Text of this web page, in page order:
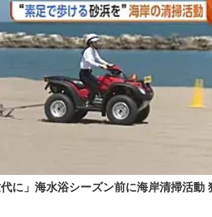
に」海水浴シーズン前に海岸清掃活動